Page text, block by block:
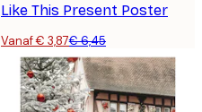
Like This Present Poster
Vanaf € 3,87€ 6,45